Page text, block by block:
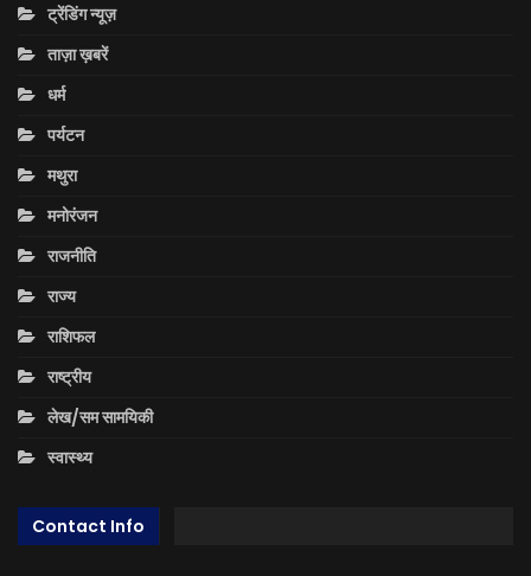
ट्रेंडिंग न्यूज़
ताज़ा ख़बरें
धर्म
पर्यटन
मथुरा
मनोरंजन
राजनीति
राज्य
राशिफल
राष्ट्रीय
लेख/सम सामयिकी
स्वास्थ्य
Contact Info